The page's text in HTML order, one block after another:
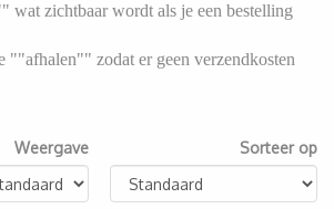
wat zichtbaar wordt als je een bestelling
""afhalen"" zodat er geen verzendkosten
Weergave Sorteer op